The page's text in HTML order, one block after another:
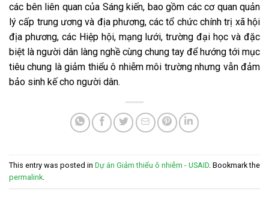
các bên liên quan của Sáng kiến, bao gồm các cơ quan quản
lý cấp trung ương và địa phương, các tổ chức chính trị xã hội
địa phương, các Hiệp hội, mạng lưới, trường đại học và đặc
biệt là người dân làng nghề cùng chung tay để hướng tới mục
tiêu chung là giảm thiểu ô nhiễm môi trường nhưng vẫn đảm
bảo sinh kế cho người dân.
This entry was posted in Dự án Giảm thiểu ô nhiễm - USAID . Bookmark the
permalink